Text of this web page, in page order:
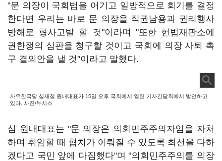
"문 의장이 국회법을 어기고 일방적으로 회기를 결정
한다면 우리는 바로 문 의장을 직권남용과 권리행사
방해로 형사고발 할 것"이라며 "또한 헌법재판소에
권한쟁의 심판을 청구할 것이고 국회에 의장 사퇴 촉
구 결의안을 낼 것"이라고 말했다.
자유한국당 심재철 원내대표가 15일 오후 국회에서 열린 기자간담회에서 발언하고
있다. 사진/뉴시스
심 원내대표는 "문 의장은 의회민주주의자임을 자처
하며 취임할 때 협치가 이뤄질 수 있도록 최선을 다하
겠다고 국민 앞에 다짐했다"며 "의회민주주의를 의장